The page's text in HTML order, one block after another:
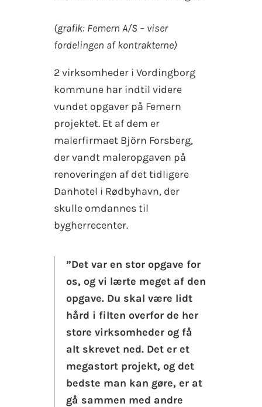
(grafik: Femern A/S – viser
fordelingen af kontrakterne)
2 virksomheder i Vordingborg
kommune har indtil videre
vundet opgaver på Femern
projektet. Et af dem er
malerfirmaet Björn Forsberg,
der vandt maleropgaven på
renoveringen af det tidligere
Danhotel i Rødbyhavn, der
skulle omdannes til
bygherrecenter.
”Det var en stor opgave for
os, og vi lærte meget af den
opgave. Du skal være lidt
hård i filten overfor de her
store virksomheder og få
alt skrevet ned. Det er et
megastort projekt, og det
bedste man kan gøre, er at
gå sammen med andre